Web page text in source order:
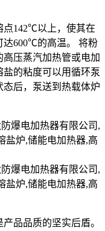
点142℃以上，使其在
达600℃的高温。 将粉
压蒸汽加热管或电加
的粘度可以用循环泵
后，泵送到热载体炉
品品质的坚实后盾。